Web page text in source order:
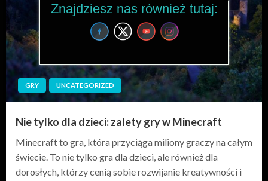
GRY UNCATEGORIZED
Nie tylko dla dzieci: zalety gry w Minecraft
Minecraft to gra, która przyciąga miliony graczy na całym
świecie. To nie tylko gra dla dzieci, ale również dla
dorosłych, którzy cenią sobie rozwijanie kreatywności i
Znajdziesz nas również tutaj: